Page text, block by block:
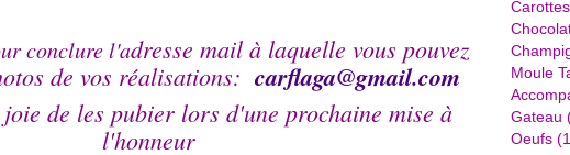
conclure l'adresse mail à laquelle vous pouvez
de vos réalisations: carflaga@gmail.com
de les pubier lors d'une prochaine mise à
l'honneur
Carottes
Moule
Gateau
Oeufs